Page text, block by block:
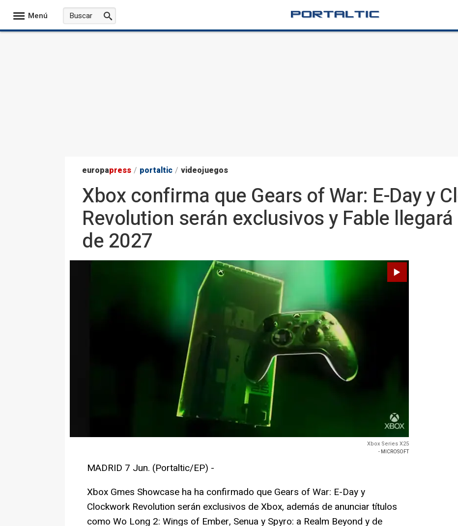
Menú
europapress / portaltic / videojuegos
Xbox confirma que Gears of War: E-Day y
Revolution serán exclusivos y Fable
de 2027
Xbox Series X25
- MICROSOFT
MADRID 7 Jun. (Portaltic/EP) -
Xbox Gmes Showcase ha ha confirmado que Gears of War: E-Day y
Clockwork Revolution serán exclusivos de Xbox, además de anunciar títulos
como Wo Long 2: Wings of Ember, Senua y Spyro: a Realm Beyond y de